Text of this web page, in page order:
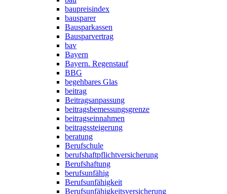
baupreisindex
bausparer
Bausparkassen
Bausparvertrag
bav
Bayern
Bayern. Regenstauf
BBG
begehbares Glas
beitrag
Beitragsanpassung
beitragsbemessungsgrenze
beitragseinnahmen
beitragssteigerung
beratung
Berufschule
berufshaftpflichtversicherung
Berufshaftung
berufsunfähig
Berufsunfähigkeit
Berufsunfähigkeitsversicherung